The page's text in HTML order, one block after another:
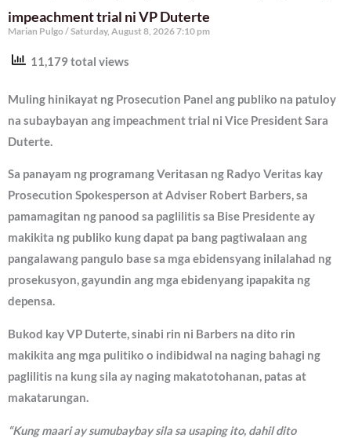
impeachment trial ni VP Duterte
Marian Pulgo Saturday, August 8, 2026 7:10 pm
11,179 total views
Muling hinikayat ng Prosecution Panel ang publiko na patuloy
na subaybayan ang impeachment trial ni Vice President Sara
Duterte.
Sa panayam ng programang Veritasan ng Radyo Veritas kay
Prosecution Spokesperson at Adviser Robert Barbers, sa
pamamagitan ng panood sa paglilitis sa Bise Presidente ay
makikita ng publiko kung dapat pa bang pagtiwalaan ang
pangalawang pangulo base sa mga ebidensyang inilalahad ng
prosekusyon, gayundin ang mga ebidenyang ipapakita ng
depensa.
Bukod kay VP Duterte, sinabi rin ni Barbers na dito rin
makikita ang mga pulitiko o indibidwal na naging bahagi ng
paglilitis na kung sila ay naging makatotohanan, patas at
makatarungan.
“Kung maari ay sumubaybay sila sa usaping ito, dahil dito